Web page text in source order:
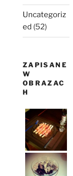
Uncategoriz
ed (52)
ZAPISANE
W
OBRAZAC
H